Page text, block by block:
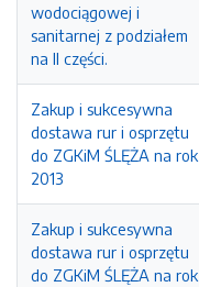
wodociągowej i
sanitarnej z podziałem
na II części.
Zakup i sukcesywna
dostawa rur i osprzętu
do ZGKiM ŚLĘŻA na rok
2013
Zakup i sukcesywna
dostawa rur i osprzętu
do ZGKiM ŚLĘŻA na rok